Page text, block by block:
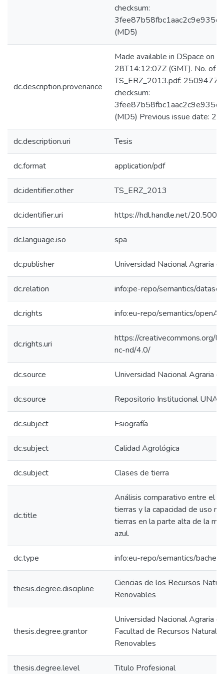
checksum:
(MD5)
dc.description.provenance
Made available in DSpace on
28T14:12:07Z (GMT). No. of
TS_ERZ_2013.pdf: 2509477
checksum:
(MD5) Previous issue date:
dc.description.uri Tesis
dc.format application/pdf
dc.identifier.other TS_ERZ_2013
dc.identifier.uri https://hdl.handle.net/
dc.language.iso spa
dc.publisher Universidad Nacional Agraria
dc.relation info:pe-repo/semantics/dataset
dc.rights info:eu-repo/semantics/
dc.rights.uri
https://creativecommons.org/
nc-nd/4.0/
dc.source Universidad Nacional Agraria
dc.source Repositorio Institucional UNAS
dc.subject Fsiografía
dc.subject Calidad Agrológica
dc.subject Clases de tierra
dc.title
Análisis comparativo entre el
tierras y la capacidad de uso
tierras en la parte alta de la
azul.
dc.type info:eu-repo/semantics/
thesis.degree.discipline
Ciencias de los Recursos
Renovables
thesis.degree.grantor
Universidad Nacional Agraria
Facultad de Recursos
Renovables
thesis.degree.level Titulo Profesional